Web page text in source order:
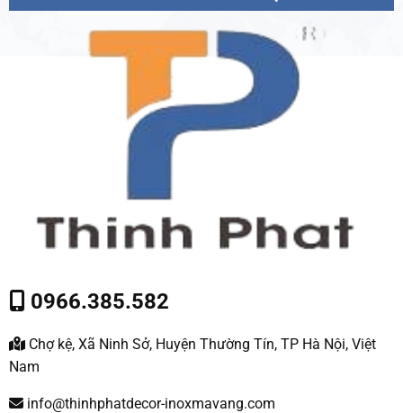
0966.385.582
Chợ kệ, Xã Ninh Sở, Huyện Thường Tín, TP Hà Nội, Việt
Nam
info@thinhphatdecor-inoxmavang.com